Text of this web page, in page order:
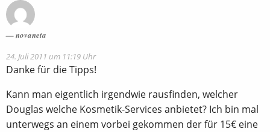
novaneta
24. Juli 2011 um 11:19 Uhr
Danke für die Tipps!
Kann man eigentlich irgendwie rausfinden, welcher
Douglas welche Kosmetik-Services anbietet? Ich bin mal
unterwegs an einem vorbei gekommen der für 15€ eine